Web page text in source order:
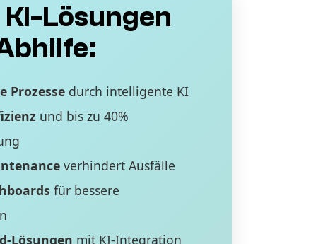
KI-Lösungen
Prozessedurch intelligente KI
und bis zu 40%
verhindert Ausfälle
für bessere
Lösungen mit KI-Integration